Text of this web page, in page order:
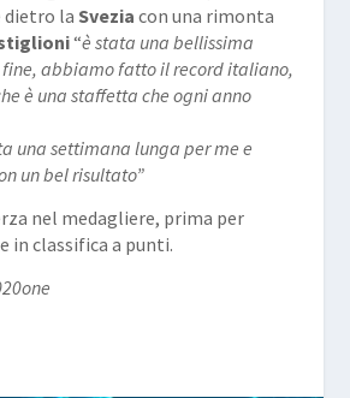
la Svezia con una rimonta
“è stata una bellissima
abbiamo fatto il record italiano,
è una staffetta che ogni anno
una settimana lunga per me e
un bel risultato”
nel medagliere, prima per
in classifica a punti.